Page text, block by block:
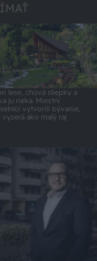
lese, chová sliepky a
ju rieka. Miestni
vytvorili bývanie,
ako malý raj